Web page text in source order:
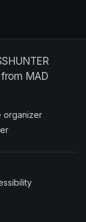
from MAD
organizer
in a new tab)